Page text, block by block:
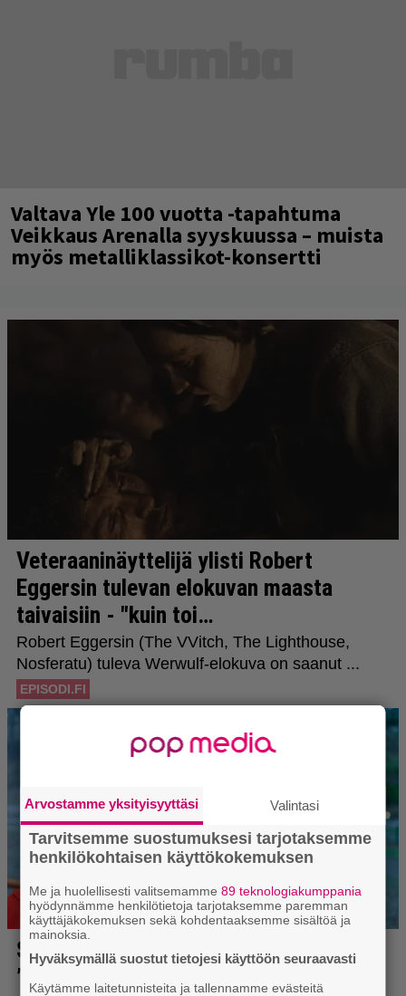
Valtava Yle 100 vuotta -tapahtuma
Veikkaus Arenalla syyskuussa – muista
myös metalliklassikot-konsertti
Arvostamme yksityisyyttäsi Valintasi
Tarvitsemme suostumuksesi tarjotaksemme
henkilökohtaisen käyttökokemuksen
Me ja huolellisesti valitsemamme89 teknologiakumppania
hyödynnämme henkilötietoja tarjotaksemme paremman
käyttäjäkokemuksen sekä kohdentaaksemme sisältöä ja
mainoksia.
Hyväksymällä suostut tietojesi käyttöön seuraavasti
Käytämme laitetunnisteita ja tallennamme evästeitä